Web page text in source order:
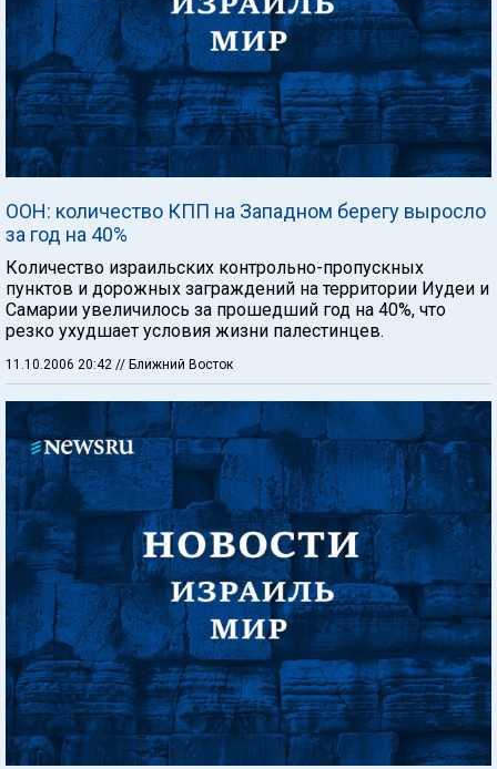
ООН: количество КПП на Западном берегу выросло
за год на 40%
Количество израильских контрольно-пропускных
пунктов и дорожных заграждений на территории Иудеи и
Самарии увеличилось за прошедший год на 40%, что
резко ухудшает условия жизни палестинцев.
11.10.2006 20:42 // Ближний Восток